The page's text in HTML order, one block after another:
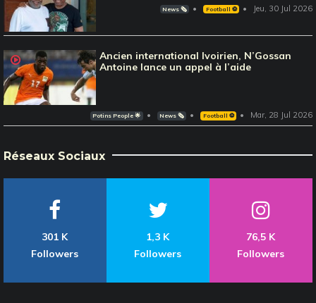
News 🗞️ Football ⚽️ Jeu, 30 Jul 2026
Ancien international Ivoirien, N’Gossan
Antoine lance un appel à l’aide
Potins People 🌟 News 🗞️ Football ⚽️ Mar, 28 Jul 2026
Réseaux Sociaux
301 K
Followers
1,3 K
Followers
76,5 K
Followers